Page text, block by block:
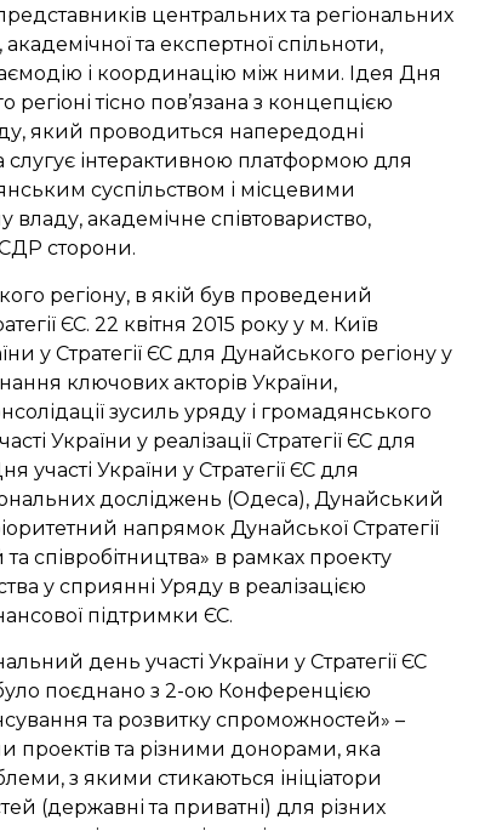
центральних та регіональних
та експертної спільноти,
і координацію між ними. Ідея Дня
регіоні тісно пов’язана з концепцією
який проводиться напередодні
слугує інтерактивною платформою для
суспільством і місцевими
академічне співтовариство,
СДР сторони.
регіону, в якій був проведений
ЄС. 22 квітня 2015 року у м. Київ
у Стратегії ЄС для Дунайського регіону у
ключових акторів України,
зусиль уряду і громадянського
України у реалізації Стратегії ЄС для
участі України у Стратегії ЄС для
досліджень (Одеса), Дунайський
напрямок Дунайської Стратегії
співробітництва» в рамках проекту
у сприянні Уряду в реалізацією
підтримки ЄС.
день участі України у Стратегії ЄС
поєднано з 2-ою Конференцією
та розвитку спроможностей» –
проектів та різними донорами, яка
з якими стикаються ініціатори
(державні та приватні) для різних